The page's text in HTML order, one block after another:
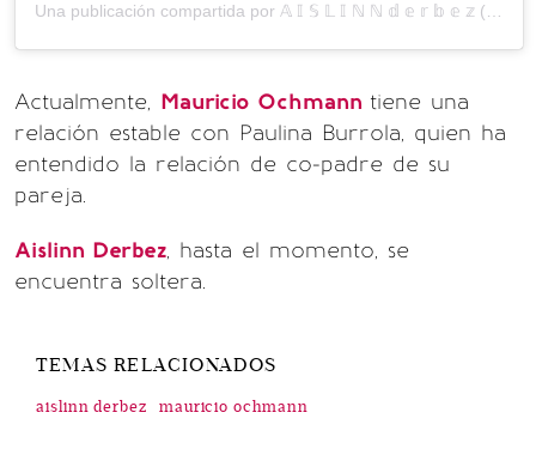
Una publicación compartida por 𝔸 𝕀 𝕊 𝕃 𝕀 ℕ ℕ 𝕕 𝕖 𝕣 𝕓 𝕖 𝕫 (@aislinnderbez)
Actualmente, Mauricio Ochmann tiene una
relación estable con Paulina Burrola, quien ha
entendido la relación de co-padre de su
pareja.
Aislinn Derbez, hasta el momento, se
encuentra soltera.
TEMAS RELACIONADOS
aislinn derbez mauricio ochmann